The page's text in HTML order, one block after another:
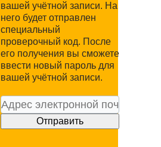
вашей учётной записи. На
него будет отправлен
специальный
проверочный код. После
его получения вы сможете
ввести новый пароль для
вашей учётной записи.
Отправить